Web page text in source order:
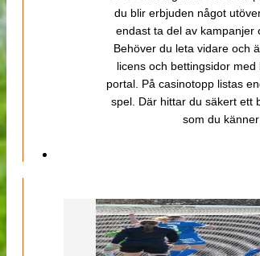
du blir erbjuden något
endast ta del av kampanjer
Behöver du leta vidare och
licens och bettingsidor
portal. På casinotopp listas
spel. Där hittar du säkert ett
som du